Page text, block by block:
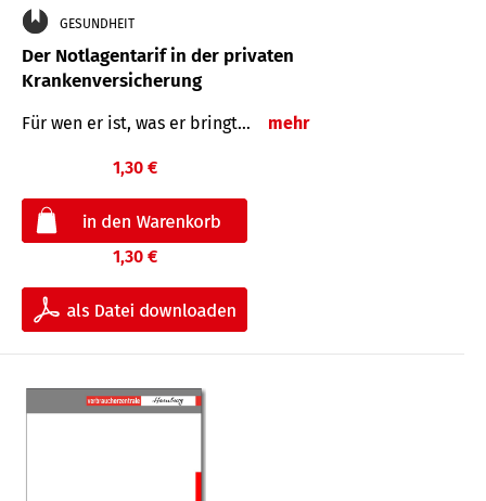
GESUNDHEIT
Der Notlagentarif in der privaten
Krankenversicherung
Für wen er ist, was er bringt… mehr
1,30 €
1,30 €